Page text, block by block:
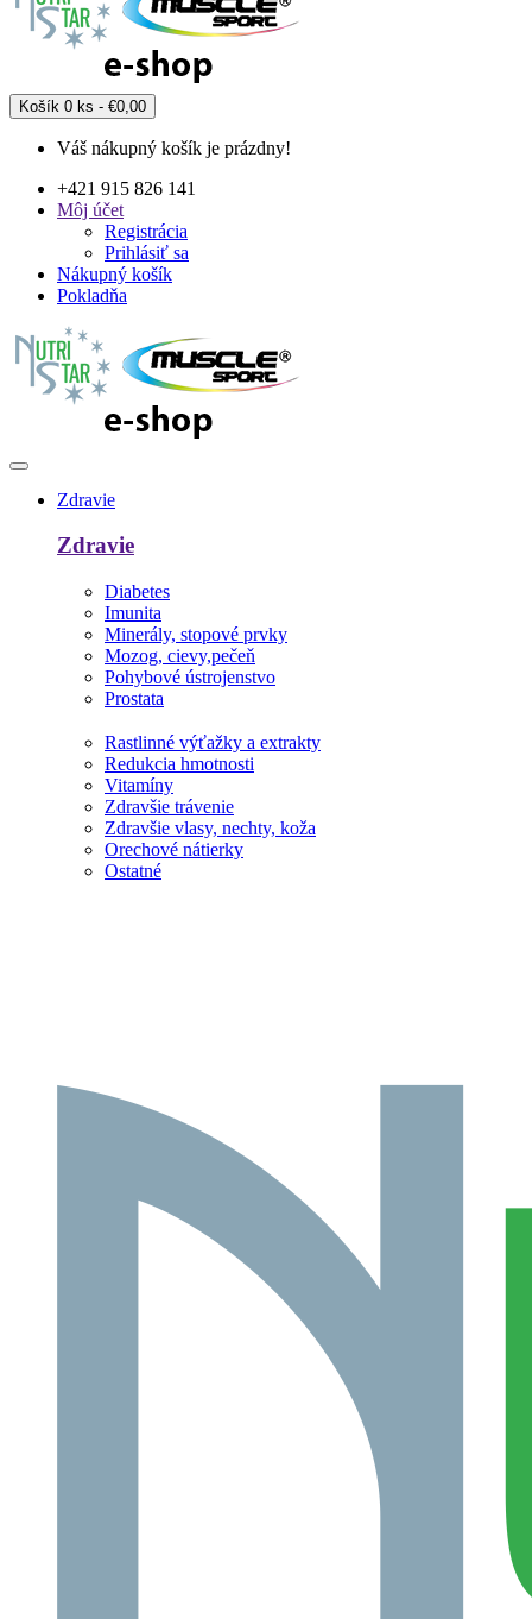
Košík 0 ks - €0,00
Váš nákupný košík je prázdny!
+421 915 826 141
Môj účet
Registrácia
Prihlásiť sa
Nákupný košík
Pokladňa
Zdravie
Zdravie
Diabetes
Imunita
Minerály, stopové prvky
Mozog, cievy,pečeň
Pohybové ústrojenstvo
Prostata
Rastlinné výťažky a extrakty
Redukcia hmotnosti
Vitamíny
Zdravšie trávenie
Zdravšie vlasy, nechty, koža
Orechové nátierky
Ostatné